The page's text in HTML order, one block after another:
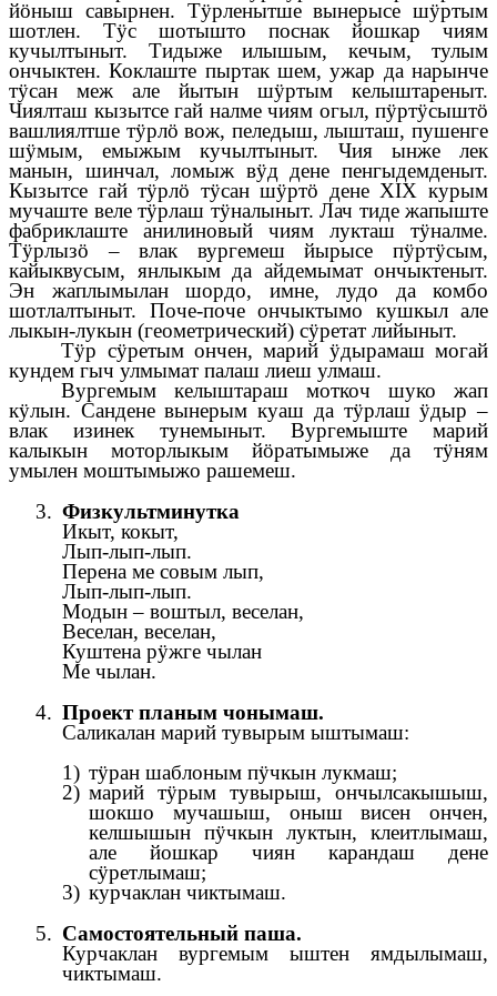
йӧныш савырнен. Тӱрленытше вынерысе шӱртым
шотлен. Тӱс шотышто поснак йошкар чиям
кучылтыныт. Тидыже илышым, кечым, тулым
ончыктен. Коклаште пыртак шем, ужар да нарынче
тӱсан меж але йытын шӱртым келыштареныт.
Чиялташ кызытсе гай налме чиям огыл, пӱртӱсыштӧ
вашлиялтше тӱрлӧ вож, пеледыш, лышташ, пушенге
шӱмым, емыжым кучылтыныт. Чия ынже лек
манын, шинчал, ломыж вӱд дене пенгыдемденыт.
Кызытсе гай тӱрлӧ тӱсан шӱртӧ дене ХIХ курым
мучаште веле тӱрлаш тӱналыныт. Лач тиде жапыште
фабриклаште анилиновый чиям лукташ тӱналме.
Тӱрлызӧ – влак вургемеш йырысе пӱртӱсым,
кайыквусым, янлыкым да айдемымат ончыктеныт.
Эн жаплымылан шордо, имне, лудо да комбо
шотлалтыныт. Поче-поче ончыктымо кушкыл але
лыкын-лукын (геометрический) сӱретат лийыныт.
Тӱр сӱретым ончен, марий ӱдырамаш могай
кундем гыч улмымат палаш лиеш улмаш.
Вургемым келыштараш моткоч шуко жап
кӱлын. Сандене вынерым куаш да тӱрлаш ӱдыр –
влак изинек тунемыныт. Вургемыште марий
калыкын моторлыкым йӧратымыже да тӱням
умылен моштымыжо рашемеш.
Физкультминутка
Икыт, кокыт,
Лып-лып-лып.
Перена ме совым лып,
Лып-лып-лып.
Модын – воштыл, веселан,
Веселан, веселан,
Куштена рӱжге чылан
Ме чылан.
Проект планым чонымаш.
Саликалан марий тувырым ыштымаш:
тӱран шаблоным пӱчкын лукмаш;
марий тӱрым тувырыш, ончылсакышыш,
шокшо мучашыш, оныш висен ончен,
келшышын пӱчкын луктын, клеитлымаш,
але йошкар чиян карандаш дене
сӱретлымаш;
курчаклан чиктымаш.
Самостоятельный паша.
Курчаклан вургемым ыштен ямдылымаш,
чиктымаш.